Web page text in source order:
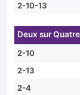
2-10-13
Deux sur Quatre
2-10
2-13
2-4